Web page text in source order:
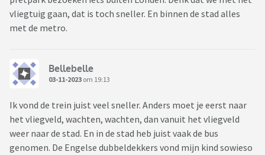
vliegtuig gaan, dat is toch sneller. En binnen de stad alles
met de metro.
Bellebelle
03-11-2023 om 19:13
Ik vond de trein juist veel sneller. Anders moet je eerst naar
het vliegveld, wachten, wachten, dan vanuit het vliegveld
weer naar de stad. En in de stad heb juist vaak de bus
genomen. De Engelse dubbeldekkers vond mijn kind sowieso